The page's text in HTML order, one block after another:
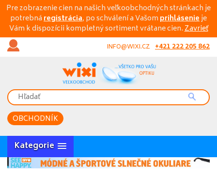
Pre zobrazenie cien na našich veľkoobchodných stránkach je
potrebnáregistrácia, po schválení a Vašom prihlásenieje
Vám k dispozícii kompletný sortiment vrátane cien.Zavrieť
INFO@WIXI.CZ +421 222 205 862
OBCHODNÍK
Kategorie